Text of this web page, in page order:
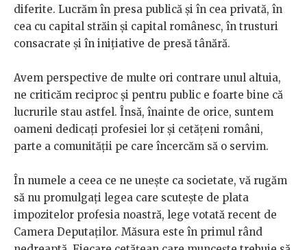
diferite. Lucrăm în presa publică și în cea privată, în
cea cu capital străin și capital românesc, în trusturi
consacrate și în inițiative de presă tânără.
Avem perspective de multe ori contrare unul altuia,
ne criticăm reciproc și pentru public e foarte bine că
lucrurile stau astfel. Însă, înainte de orice, suntem
oameni dedicați profesiei lor și cetățeni români,
parte a comunității pe care încercăm să o servim.
În numele a ceea ce ne unește ca societate, vă rugăm
să nu promulgați legea care scutește de plata
impozitelor profesia noastră, lege votată recent de
Camera Deputaților. Măsura este în primul rând